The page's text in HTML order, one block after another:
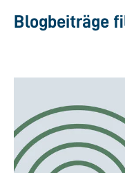
Blogbeiträge